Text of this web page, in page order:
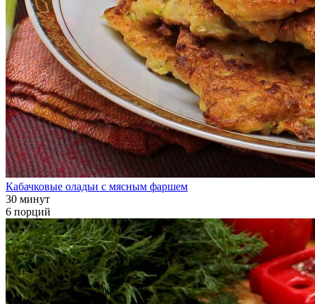
Кабачковые оладьи с мясным фаршем
30 минут
6 порций